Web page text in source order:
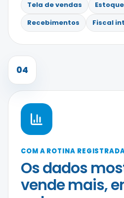
Tela de vendas
Recebimentos
Fiscal
04
COM A ROTINA
Os dados
vende mais,